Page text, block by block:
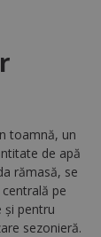
toamnă, un
de apă
rămasă, se
pe
și pentru
sezonieră.